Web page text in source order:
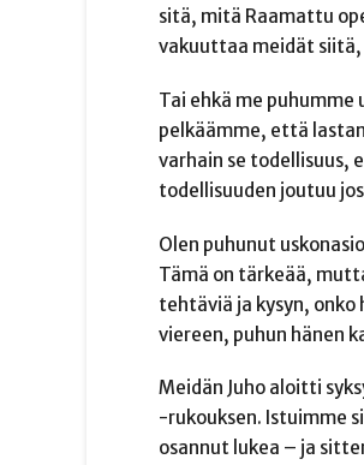
sitä, mitä Raamattu
vakuuttaa meidät
Tai ehkä me
pelkäämme, että
varhain se todellisuus,
todellisuuden joutuu
Olen puhunut
Tämä on tärkeää,
tehtäviä ja kysyn,
viereen, puhun hänen
Meidän Juho aloitti
-rukouksen. Istuimme
osannut lukea – ja